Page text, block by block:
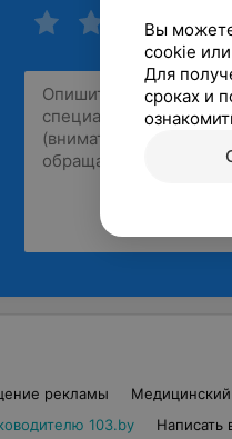
рекламы
103.by
Написать
Вы
cookie
Для
сроках и